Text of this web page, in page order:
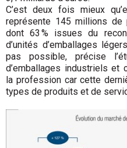
C’est deux fois mieux
représente 145 millions
dont 63 % issues du
d’unités d’emballages
pas possible, précise
d’emballages industriels
la profession car cette
types de produits et de